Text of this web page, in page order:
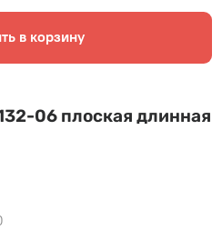
в корзину
06 плоская длинная